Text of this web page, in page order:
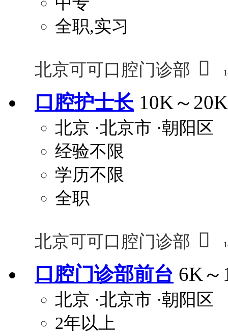
全职,实习
北京可可口腔门诊部 
口腔护士长 10K～20K
北京 ·北京市 ·朝阳区
经验不限
学历不限
全职
北京可可口腔门诊部 
口腔门诊部前台 6K～
北京 ·北京市 ·朝阳区
2年以上